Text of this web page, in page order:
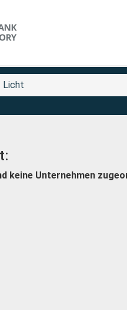
Licht
keine Unternehmen